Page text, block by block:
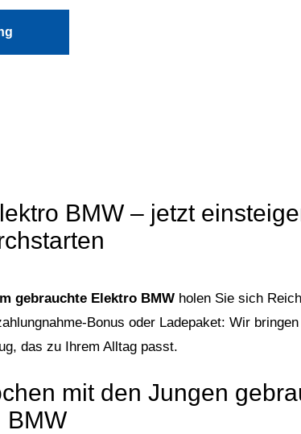
BMW – jetzt
gebrauchte Elektro BMW holen Sie sich
Bonus oder Ladepaket: Wir
das zu Ihrem Alltag passt.
mit den Jungen
BMW